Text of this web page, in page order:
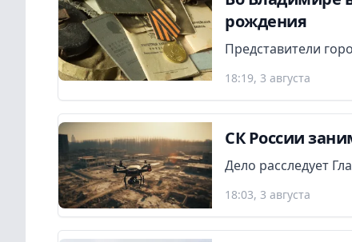
рождения
Представители
18:19, 3 августа
СК России
Дело расследует
18:03, 3 августа